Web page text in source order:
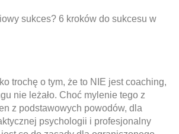
sukces? 6 kroków do sukcesu w
trochę o tym, że to NIE jest coaching,
nie leżało. Choć mylenie tego z
z podstawowych powodów, dla
psychologii i profesjonalny